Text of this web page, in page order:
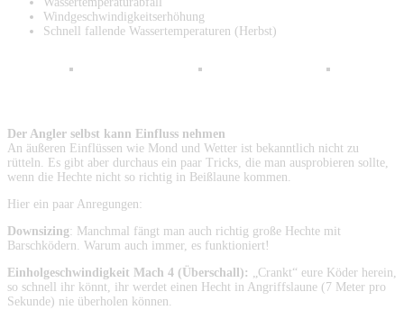
Windgeschwindigkeitserhöhung
Schnell fallende Wassertemperaturen (Herbst)
Der Angler selbst kann Einfluss nehmen
An äußeren Einflüssen wie Mond und Wetter ist bekanntlich nicht zu
rütteln. Es gibt aber durchaus ein paar Tricks, die man ausprobieren sollte,
wenn die Hechte nicht so richtig in Beißlaune kommen.
Hier ein paar Anregungen:
Downsizing: Manchmal fängt man auch richtig große Hechte mit
Barschködern. Warum auch immer, es funktioniert!
Einholgeschwindigkeit Mach 4 (Überschall): „Crankt“ eure Köder herein,
so schnell ihr könnt, ihr werdet einen Hecht in Angriffslaune (7 Meter pro
Sekunde) nie überholen können.